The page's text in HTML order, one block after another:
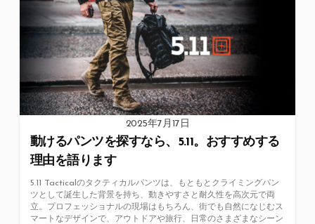
2025年7月17日
動けるパンツを探すなら、5.11。おすすめする
理由を語ります
5.11 Tacticalのタクティカルパンツは、もともとクライミングパン
ツとして誕生した背景を持ち、動きやすさと耐久性を高次元で両
立。プロフェッショナルの現場はもちろん、街でも自然になじむス
マートなデザインで、アウトドアや旅行、日常のさまざまなシーン